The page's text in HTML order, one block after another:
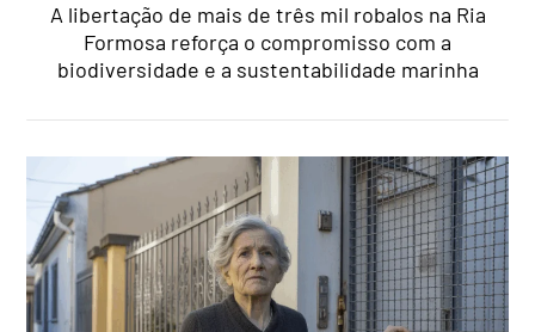
A libertação de mais de três mil robalos na Ria
Formosa reforça o compromisso com a
biodiversidade e a sustentabilidade marinha